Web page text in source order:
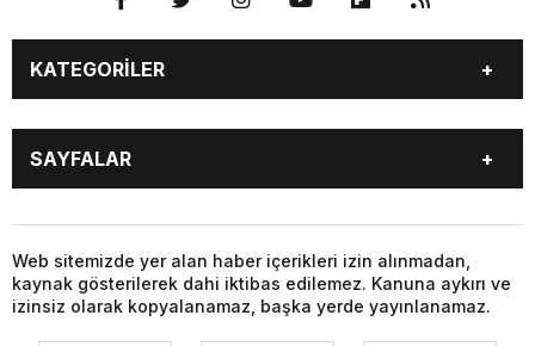
KATEGORİLER
GÜNDEM
SEKTÖR ÖZEL
GÜNDEM
EKONOMİ
SPOR
SAYFALAR
GÜNDEM
SİYASET
EKONOMİ
SPOR
Web sitemizde yer alan haber içerikleri izin alınmadan,
kaynak gösterilerek dahi iktibas edilemez. Kanuna aykırı ve
izinsiz olarak kopyalanamaz, başka yerde yayınlanamaz.